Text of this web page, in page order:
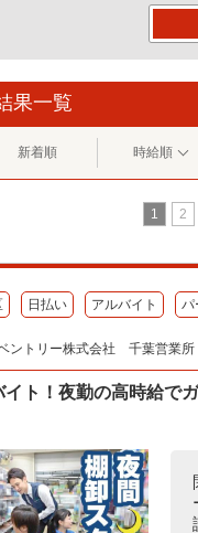
果一覧
新着順 時給順
1 2
日払い アルバイト パ
ントリー株式会社 千葉営業所
イト！夜勤の高時給で